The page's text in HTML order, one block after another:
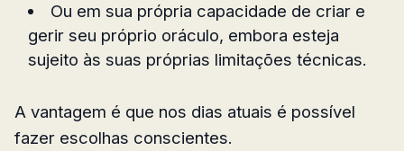
Ou em sua própria capacidade de criar e
gerir seu próprio oráculo, embora esteja
sujeito às suas próprias limitações técnicas.
A vantagem é que nos dias atuais é possível
fazer escolhas conscientes.